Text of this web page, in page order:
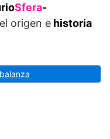
Sfera-
origen e historia